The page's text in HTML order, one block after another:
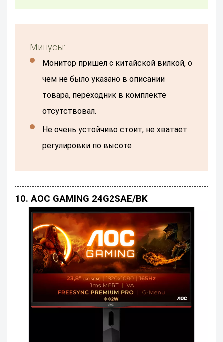
Минусы:
Монитор пришел с китайской вилкой, о
чем не было указано в описании
товара, переходник в комплекте
отсутствовал.
Не очень устойчиво стоит, не хватает
регулировки по высоте
10. AOC GAMING 24G2SAE/BK